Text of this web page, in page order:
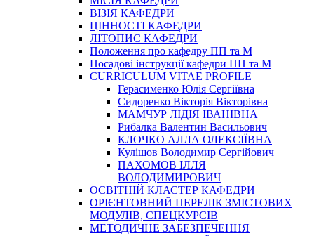
ВІЗІЯ КАФЕДРИ
ЦІННОСТІ КАФЕДРИ
ЛІТОПИС КАФЕДРИ
Положення про кафедру ПП та М
Посадові інструкції кафедри ПП та М
CURRICULUM VITAE PROFILE
Герасименко Юлія Сергіївна
Сидоренко Вікторія Вікторівна
МАМЧУР ЛІДІЯ ІВАНІВНА
Рибалка Валентин Васильович
КЛОЧКО АЛЛА ОЛЕКСІЇВНА
Кулішов Володимир Сергійович
ПАХОМОВ ІЛЛЯ
ВОЛОДИМИРОВИЧ
ОСВІТНІЙ КЛАСТЕР КАФЕДРИ
ОРІЄНТОВНИЙ ПЕРЕЛІК ЗМІСТОВИХ
МОДУЛІВ, СПЕЦКУРСІВ
МЕТОДИЧНЕ ЗАБЕЗПЕЧЕННЯ